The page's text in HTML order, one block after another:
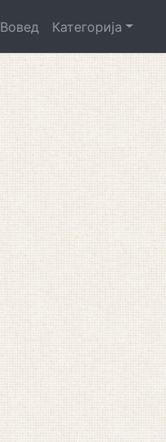
Вовед Категорија